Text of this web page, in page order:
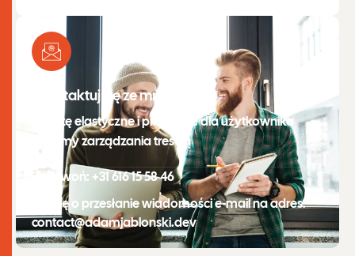
Skontaktuj się ze mną
Tworzę elastyczne i przyjazne dla użytkownika
systemy zarządzania treścią
Zadzwoń: +31 616 15 58 46
Proszę o przesłanie wiadomości e-mail na adres:
contact@adamjablonski.dev